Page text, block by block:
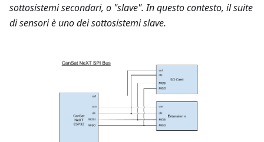
sottosistemi secondari, o "slave". In questo contesto, il suite
di sensori è uno dei sottosistemi slave.